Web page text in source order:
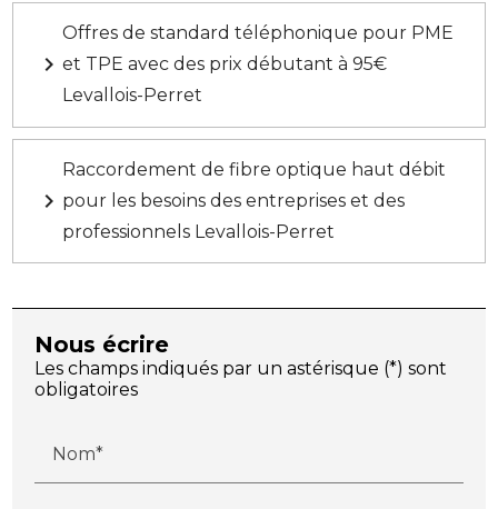
navigate_next
Offres de standard téléphonique pour PME
et TPE avec des prix débutant à 95€
Levallois-Perret
navigate_next
Raccordement de fibre optique haut débit
pour les besoins des entreprises et des
professionnels Levallois-Perret
Nous écrire
Les champs indiqués par un astérisque (*) sont
obligatoires
Nom*